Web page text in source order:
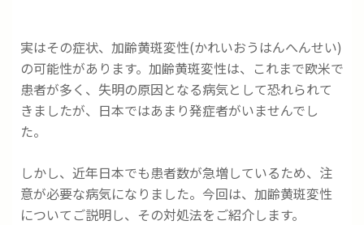
実はその症状、加齢黄斑変性(かれいおうはんへんせい)
の可能性があります。加齢黄斑変性は、これまで欧米で
患者が多く、失明の原因となる病気として恐れられて
きましたが、日本ではあまり発症者がいませんでし
た。
しかし、近年日本でも患者数が急増しているため、注
意が必要な病気になりました。今回は、加齢黄斑変性
についてご説明し、その対処法をご紹介します。